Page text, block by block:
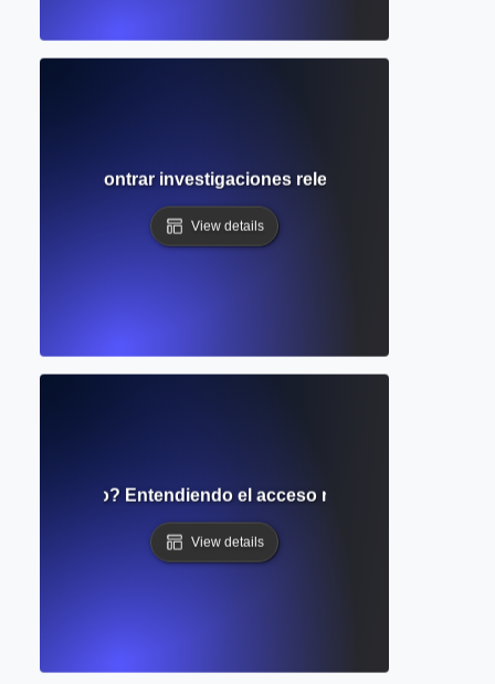
encontrar investigaciones relevantes utilizando
View details
de pago? Entendiendo el acceso restringido a
View details